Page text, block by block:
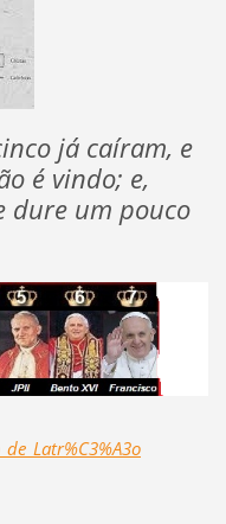
já caíram, e
é vindo; e,
dure um pouco